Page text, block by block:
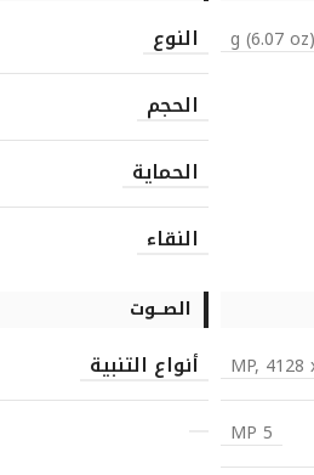
النوع
الحجم
الحماية
النقاء
5 MP
الصـــوت
أنواع التنبية